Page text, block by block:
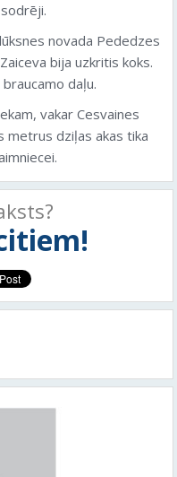
novada Pededzes
bija uzkritis koks.
daļu.
vakar Cesvaines
metrus dziļas akas tika